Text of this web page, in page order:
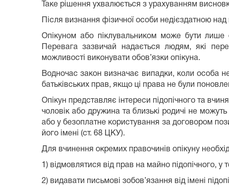
Таке рішення ухвалюється з урахуванням
Після визнання фізичної особи недієздатною
Опікуном або піклувальником може бути лише
Перевага зазвичай надається людям, які
можливості виконувати обов’язки опікуна.
Водночас закон визначає випадки, коли особа
батьківських прав, якщо ці права не були
Опікун представляє інтереси підопічного та
чоловік або дружина та близькі родичі не
або у безоплатне користування за договором
його імені (ст. 68 ЦКУ).
Для вчинення окремих правочинів опікуну
1) відмовлятися від прав на майно підопічного,
2) видавати письмові зобов’язання від імені